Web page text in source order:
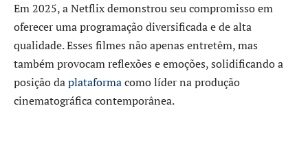
Em 2025, a Netflix demonstrou seu compromisso em
oferecer uma programação diversificada e de alta
qualidade. Esses filmes não apenas entretêm, mas
também provocam reflexões e emoções, solidificando a
posição daplataformacomo líder na produção
cinematográfica contemporânea.